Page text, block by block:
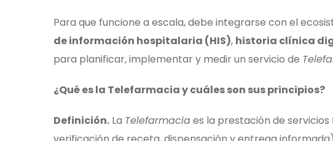
Para que funcione a escala, debe integrarse con el
de información hospitalaria (HIS), historia clínica
para planificar, implementar y medir un servicio de
¿Qué es la Telefarmacia y cuáles son sus principios?
Definición. La Telefarmaciaes la prestación de